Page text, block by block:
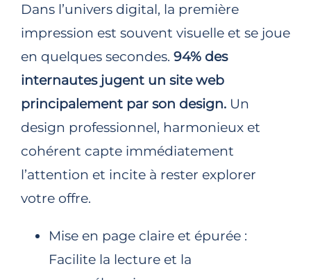
Dans l’univers digital, la première
impression est souvent visuelle et se joue
en quelques secondes. 94% des
internautes jugent un site web
principalement par son design.Un
design professionnel, harmonieux et
cohérent capte immédiatement
l’attention et incite à rester explorer
votre offre.
Mise en page claire et épurée :
Facilite la lecture et la